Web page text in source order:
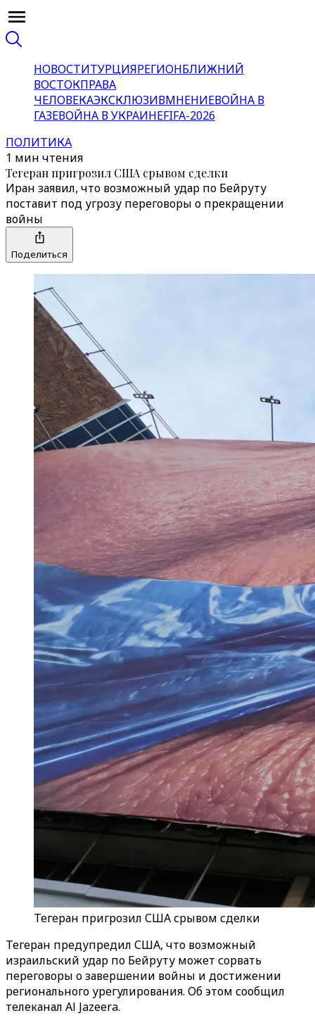
НОВОСТИТУРЦИЯРЕГИОНБЛИЖНИЙ
ВОСТОКПРАВА
ЧЕЛОВЕКАЭКСКЛЮЗИВМНЕНИЕВОЙНА В
ГАЗЕВОЙНА В УКРАИНЕFIFA-2026
ПОЛИТИКА
1 мин чтения
Тегеран пригрозил США срывом сделки
Иран заявил, что возможный удар по Бейруту
поставит под угрозу переговоры о прекращении
войны
Поделиться
Тегеран пригрозил США срывом сделки
Тегеран предупредил США, что возможный
израильский удар по Бейруту может сорвать
переговоры о завершении войны и достижении
регионального урегулирования. Об этом сообщил
телеканал Al Jazeera.